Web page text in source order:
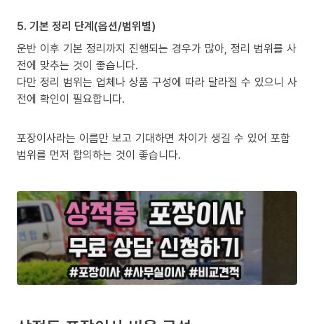
5. 기본 정리 단계(옵션/범위별)
운반 이후 기본 정리까지 진행되는 경우가 많아, 정리 범위를 사
전에 맞추는 것이 좋습니다.
다만 정리 범위는 업체나 상품 구성에 따라 달라질 수 있으니 사
전에 확인이 필요합니다.
포장이사라는 이름만 보고 기대하면 차이가 생길 수 있어 포함
범위를 먼저 합의하는 것이 좋습니다.